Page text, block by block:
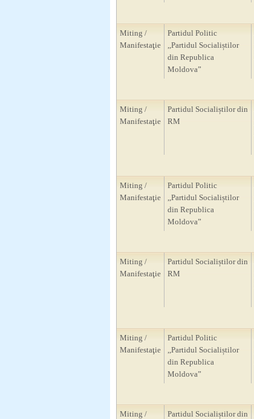
Miting /
Manifestaţie
Partidul Politic
,,Partidul Socialiștilor
din Republica
Moldova”
Miting /
Manifestaţie
Partidul Socialiștilor din
RM
Miting /
Manifestaţie
Partidul Politic
,,Partidul Socialiștilor
din Republica
Moldova”
Miting /
Manifestaţie
Partidul Socialiștilor din
RM
Miting /
Manifestaţie
Partidul Politic
,,Partidul Socialiștilor
din Republica
Moldova”
Miting /
Partidul Socialiștilor din